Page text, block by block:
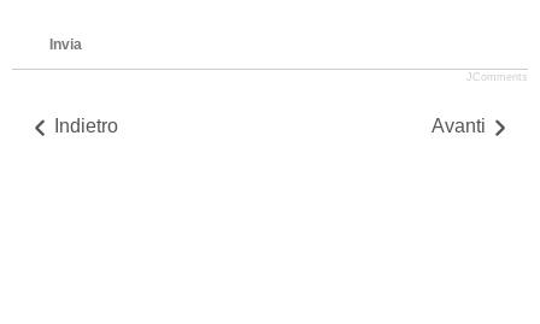
Invia
JComments
Indietro Avanti